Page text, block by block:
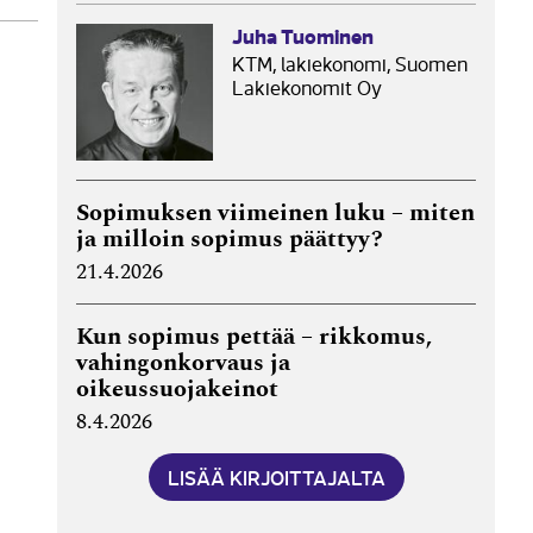
Juha Tuominen
KTM, lakiekonomi, Suomen
Lakiekonomit Oy
Sopimuksen viimeinen luku – miten
ja milloin sopimus päättyy?
21.4.2026
Kun sopimus pettää – rikkomus,
vahingonkorvaus ja
oikeussuojakeinot
8.4.2026
LISÄÄ KIRJOITTAJALTA